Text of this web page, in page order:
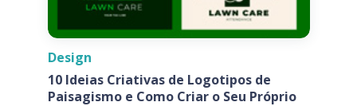
Design
10 Ideias Criativas de Logotipos de
Paisagismo e Como Criar o Seu Próprio